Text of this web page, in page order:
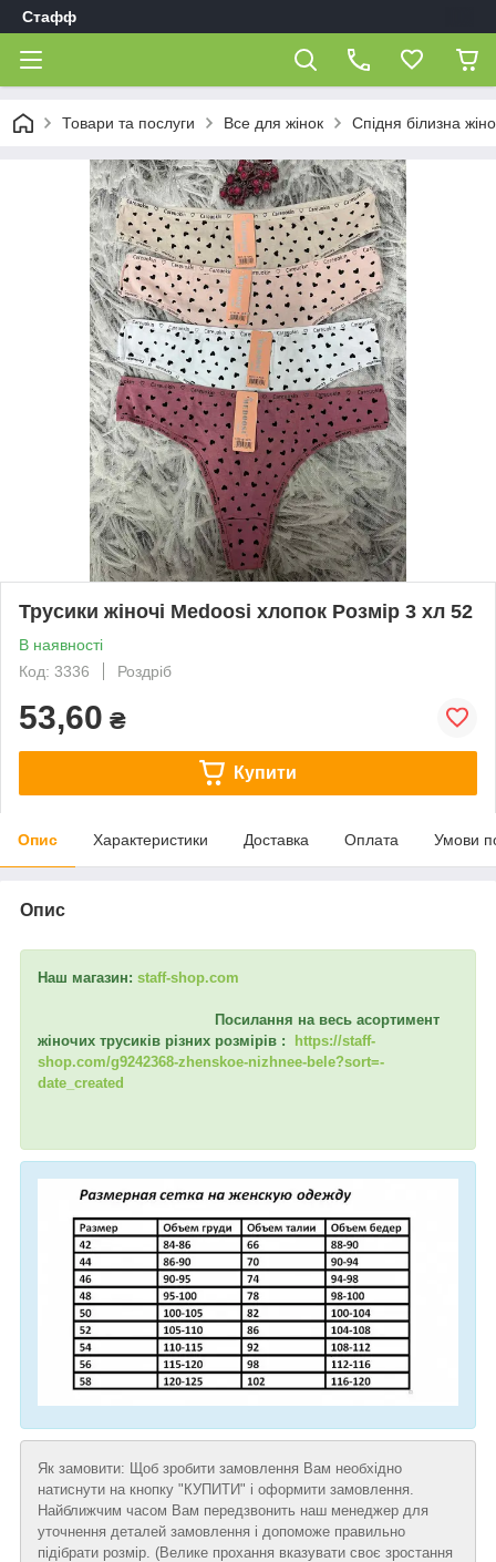
Стафф
Товари та послуги Все для жінок Спідня білизна
Трусики жіночі Medoosi хлопок Розмір 3 хл 52
В наявності
Код: 3336
Роздріб
53,60 ₴
Купити
Опис Характеристики Доставка Оплата Умови
Опис
Наш магазин: staff-shop.com
Посилання на весь асортимент
жіночих трусиків різних розмірів :
https://staff-
shop.com/g9242368-zhenskoe-nizhnee-bele?sort=-
date_created
Як замовити: Щоб зробити замовлення Вам необхідно
натиснути на кнопку "КУПИТИ" і оформити замовлення.
Найближчим часом Вам передзвонить наш менеджер для
уточнення деталей замовлення і допоможе правильно
підібрати розмір. (Велике прохання вказувати своє зростання